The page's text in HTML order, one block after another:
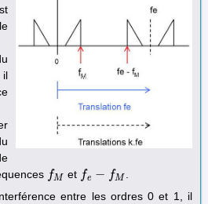
il
fM
fM et fe − fM
fe−fM
.
entre les ordres 0 et 1, il